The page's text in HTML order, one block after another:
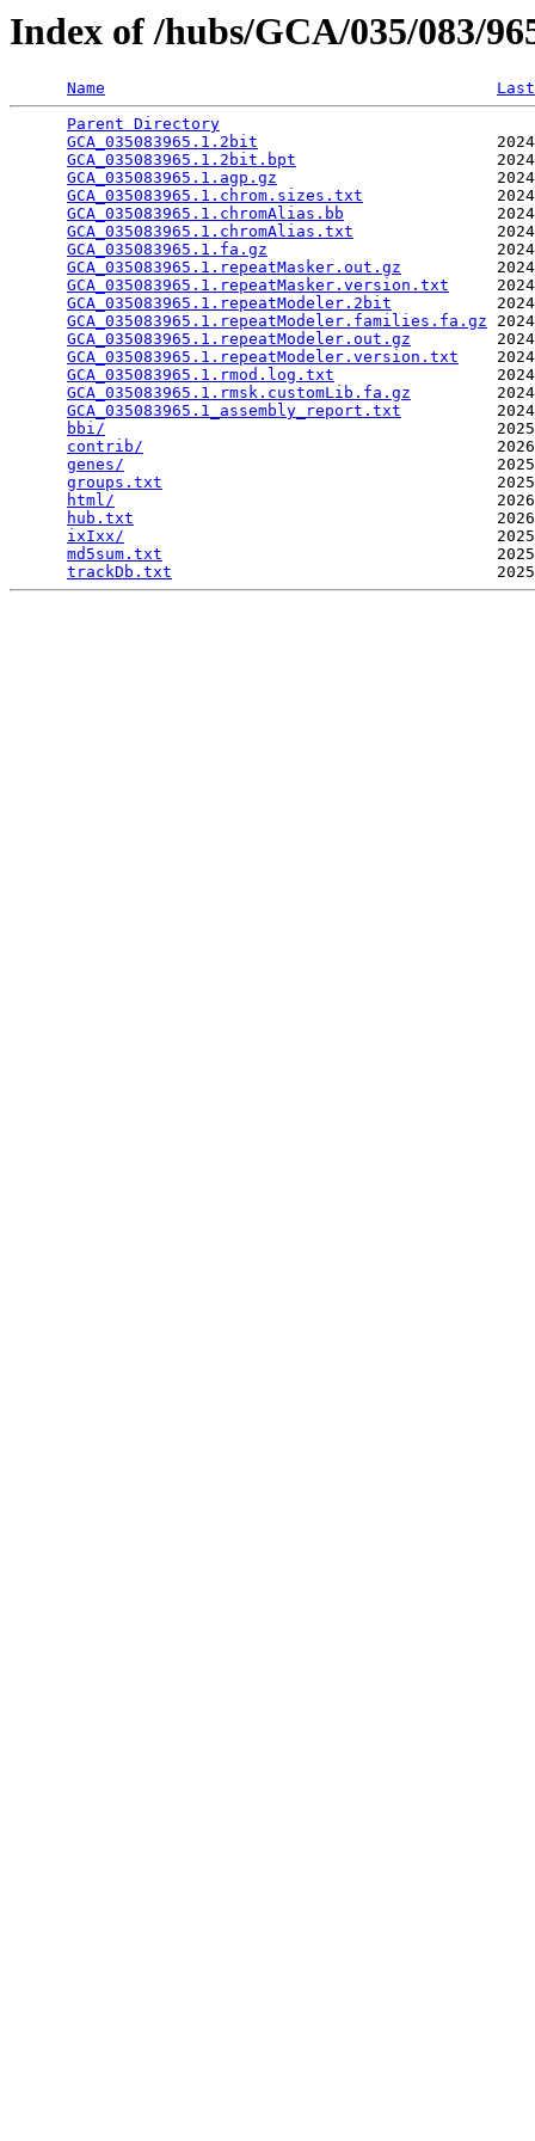
Index of /hubs/GCA/035/083/
Name
Parent Directory
GCA_035083965.1.2bit
GCA_035083965.1.2bit.bpt
GCA_035083965.1.agp.gz
GCA_035083965.1.chrom.sizes.txt
GCA_035083965.1.chromAlias.bb
GCA_035083965.1.chromAlias.txt
GCA_035083965.1.fa.gz
GCA_035083965.1.repeatMasker.out.gz
GCA_035083965.1.repeatMasker.version.txt
GCA_035083965.1.repeatModeler.2bit
GCA_035083965.1.repeatModeler.families.fa.gz
GCA_035083965.1.repeatModeler.out.gz
GCA_035083965.1.repeatModeler.version.txt
GCA_035083965.1.rmod.log.txt
GCA_035083965.1.rmsk.customLib.fa.gz
GCA_035083965.1_assembly_report.txt
bbi/
contrib/
genes/
groups.txt
html/
hub.txt
ixIxx/
md5sum.txt
trackDb.txt